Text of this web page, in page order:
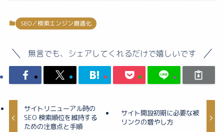
SEO／検索エンジン最適化
無言でも、シェアしてくれるだけで嬉しいです
サイトリニューアル時の
SEO 検索順位を維持する
ための注意点と手順
サイト開設初期に必要な被
リンクの増やし方